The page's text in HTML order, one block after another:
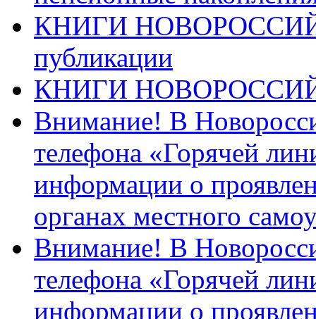
КНИГИ
публикации
КНИГИ
Внимание! В
телефона «Горячей
информации о
органах местного
Внимание! В
телефона «Горячей
информации о